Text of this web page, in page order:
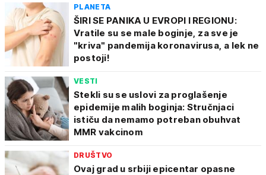
PLANETA
ŠIRI SE PANIKA U EVROPI I REGIONU:
Vratile su se male boginje, za sve je
"kriva" pandemija koronavirusa, a lek ne
postoji!
VESTI
Stekli su se uslovi za proglašenje
epidemije malih boginja: Stručnjaci
ističu da nemamo potreban obuhvat
MMR vakcinom
DRUŠTVO
Ovaj grad u srbiji epicentar opasne